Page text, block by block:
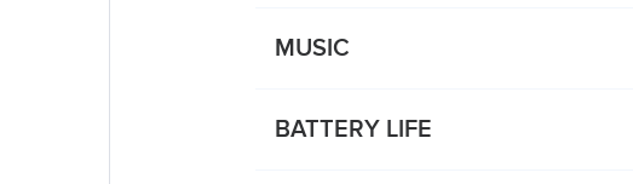
MUSIC
BATTERY LIFE